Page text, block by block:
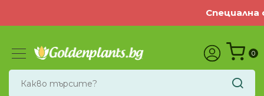
Специална
0